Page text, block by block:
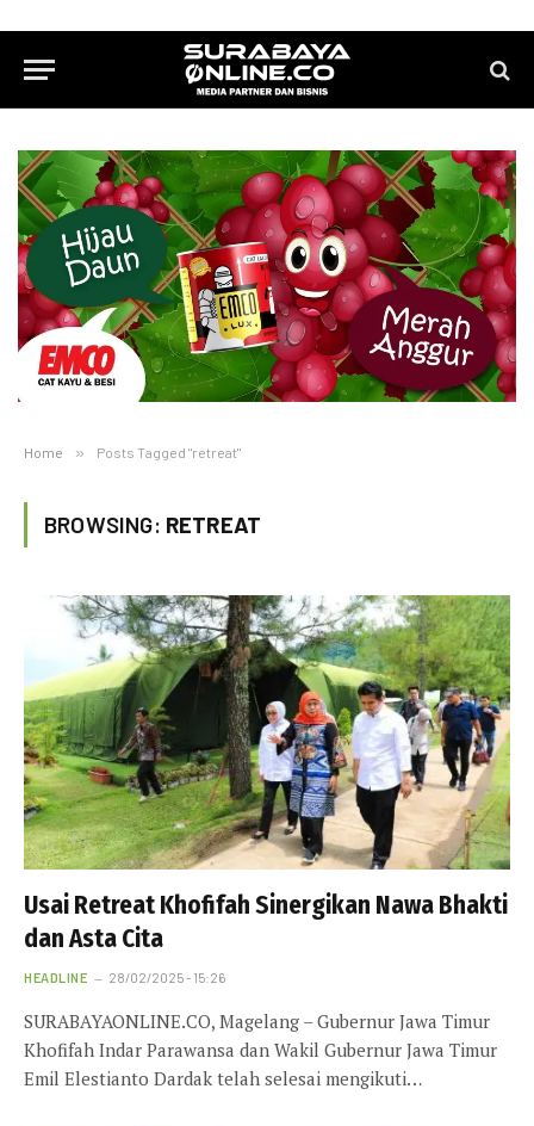
Home » Posts Tagged "retreat"
BROWSING: RETREAT
Usai Retreat Khofifah Sinergikan Nawa Bhakti
dan Asta Cita
HEADLINE 28/02/2025 - 15:26
SURABAYAONLINE.CO, Magelang – Gubernur Jawa Timur
Khofifah Indar Parawansa dan Wakil Gubernur Jawa Timur
Emil Elestianto Dardak telah selesai mengikuti…